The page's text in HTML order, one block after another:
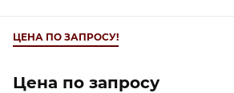
ЦЕНА ПО ЗАПРОСУ!
Цена по запросу